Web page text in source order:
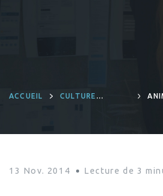
ACCUEIL
CULTURE
13 Nov. 2014 Lecture de 3